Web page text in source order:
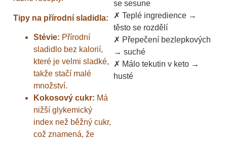
Tipy na přírodní sladidla:
Stévie: Přírodní
sladidlo bez kalorií,
které je velmi sladké,
takže stačí malé
množství.
Kokosový cukr: Má
nižší glykemický
index než běžný cukr,
což znamená, že
se sesune
✗ Teplé ingredience →
těsto se rozdělí
✗ Přepečení bezlepkových
→ suché
✗ Málo tekutin v keto →
husté